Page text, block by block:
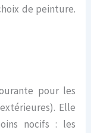
de peinture.
pour les
Elle
nocifs : les